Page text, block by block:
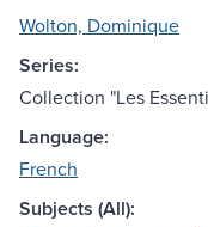
Wolton, Dominique
Series:
Collection "Les
Language:
French
Subjects (All):